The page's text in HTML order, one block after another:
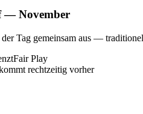
— November
Tag gemeinsam aus —
Fair Play
rechtzeitig vorher